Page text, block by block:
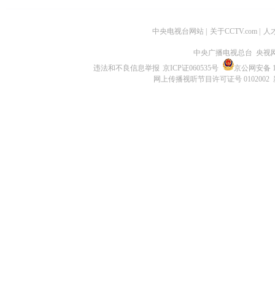
中央电视台网站 关于CCTV.com 人
中央广播电视总台 央视
违法和不良信息举报 京ICP证060535号
京公网安备
网上传播视听节目许可证号 0102002